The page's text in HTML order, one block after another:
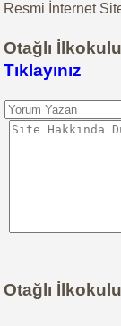
Resmi İnternet
Otağlı
Tıklayınız
Otağlı